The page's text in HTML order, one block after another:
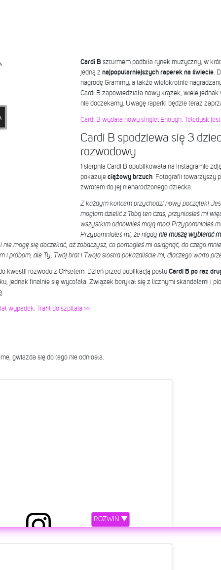
Cardi B szturmem podbiła rynek muzyczny, w
jedną z najpopularniejszych raperek na świecie.
nagrodę Grammy, a także wielokrotnie
Cardi B zapowiedziała nowy krążek, wiele
nie doczekamy. Uwagę raperki będzie teraz
Cardi B wydała nowy singiel Enough. Teledysk
Cardi B spodziewa się 3
rozwodowy
1 sierpnia Cardi B opublikowała na Instagramie
pokazuje ciążowy brzuch. Fotografii towarzyszy
zwrotem do jej nienarodzonego dziecka.
Z każdym końcem przychodzi nowy początek!
mogłam dzielić z Tobą ten czas, przyniosłeś mi
wszystkim odnowiłeś moją moc! Przypomniałeś
Przypomniałeś mi, że nigdy nie muszę wybierać
nie mogę się doczekać, aż zobaczysz, co pomogłeś mi osiągnąć, do czego
i próbom, ale Ty, Twój brat i Twoja siostra pokazaliście mi, dlaczego warto
kwestii rozwodu z Offsetem. Dzień przed publikacją postu Cardi B po raz
jednak finalnie się wycofała. Związek borykał się z licznymi skandalami i
wypadek. Trafił do szpitala >>
gwiazda się do tego nie odniosła.
ROZWIŃ ▼